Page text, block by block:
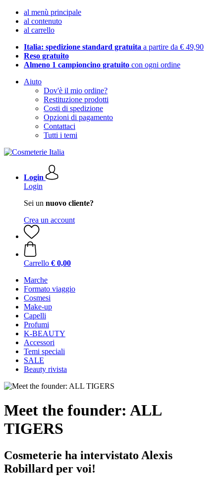
al menù principale
al contenuto
al carrello
Italia: spedizione standard gratuita a partire da € 49,90
Reso gratuito
Almeno 1 campioncino gratuito con ogni ordine
Aiuto
Dov'è il mio ordine?
Restituzione prodotti
Costi di spedizione
Opzioni di pagamento
Contattaci
Tutti i temi
Login
Login
Sei un nuovo cliente?
Crea un account
Carrello € 0,00
Marche
Formato viaggio
Cosmesi
Make-up
Capelli
Profumi
K-BEAUTY
Accessori
Temi speciali
SALE
Beauty rivista
Meet the founder: ALL
TIGERS
Cosmeterie ha intervistato Alexis
Robillard per voi!